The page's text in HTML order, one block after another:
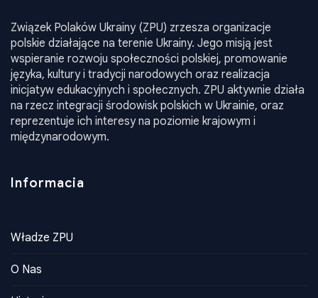
Związek Polaków Ukrainy (ZPU) zrzesza organizacje
polskie działające na terenie Ukrainy. Jego misją jest
wspieranie rozwoju społeczności polskiej, promowanie
języka, kultury i tradycji narodowych oraz realizacja
inicjatyw edukacyjnych i społecznych. ZPU aktywnie działa
na rzecz integracji środowisk polskich w Ukrainie, oraz
reprezentuje ich interesy na poziomie krajowym i
międzynarodowym.
Informacia
Władze ZPU
O Nas